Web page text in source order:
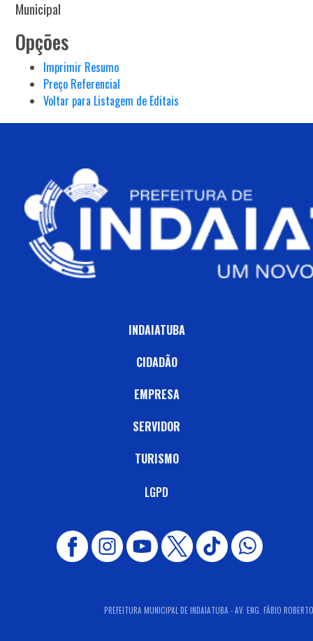
Municipal
Opções
Imprimir Resumo
Preço Referencial
Voltar para Listagem de Editais
INDAIATUBA
CIDADÃO
EMPRESA
SERVIDOR
TURISMO
LGPD
PREFEITURA MUNICIPAL DE INDAIATUBA - AV. ENG. FÁBIO